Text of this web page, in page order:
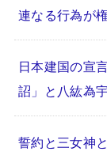
連なる行為が
日本建国の宣
詔」と八紘為
誓約と三女神